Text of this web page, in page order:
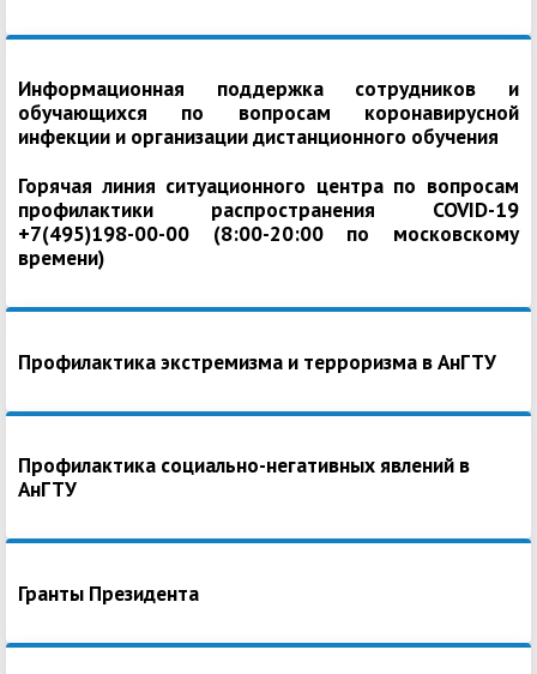
Информационная поддержка сотрудников и
обучающихся по вопросам коронавирусной
инфекции и организации дистанционного обучения
Горячая линия ситуационного центра по вопросам
профилактики распространения COVID-19
+7(495)198-00-00 (8:00-20:00 по московскому
времени)
Профилактика экстремизма и терроризма в АнГТУ
Профилактика социально-негативных явлений в
АнГТУ
Гранты Президента